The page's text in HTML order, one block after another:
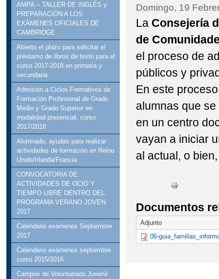
PROYECTO DE
AMPA -- TALLER DE INGLÉS y
PREPARACIÓN A LOS
EXÁMENES OFICIALES DE
CAMBRIDGE
Abierto el plazo para solicitar el
préstamo de libros de texto para el
curso 2017-2018 en primaria y
secundaria
Admisión a Ciclos Formativos de
Formación Profesional de Grado
Medio y Grado Superior en
modalidad presencial, curso
2017/2018
Alumnado, ayudas para realizar
actividades de formación en Reino
Unido/Irlanda/Francia
CONVOCATORIA DE
ACTIVIDADES DE OCIO Y
TIEMPO LIBRE DENTRO DEL
PROGRAMA VERANO JOVEN
2017
Calendario exámenes Septiembre
2017
Calendario exámenes septiembre
curso 2015/2016
Campos de Voluntariado Juvenil
Domingo, 19
La Consejería
de
el proceso de
públicos y
En este
alumnas que
en un centro
vayan a iniciar
al actual, o
Documentos
Adjunto
06-